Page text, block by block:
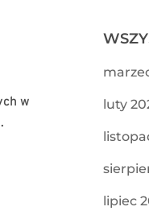
w
luty
lipiec